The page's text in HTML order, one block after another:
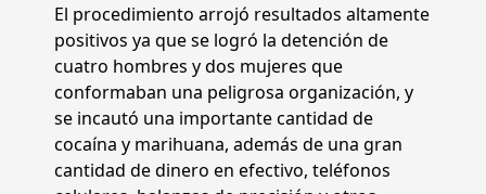
El procedimiento arrojó resultados altamente
positivos ya que se logró la detención de
cuatro hombres y dos mujeres que
conformaban una peligrosa organización, y
se incautó una importante cantidad de
cocaína y marihuana, además de una gran
cantidad de dinero en efectivo, teléfonos